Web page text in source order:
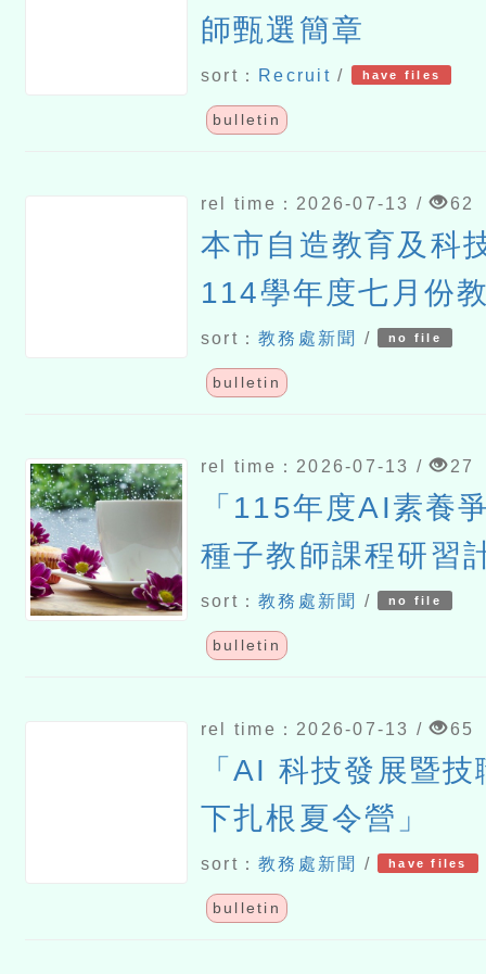
師甄選簡章
sort： Recruit / have files
bulletin
rel time：2026-07-13 / 62
本市自造教育及科
114學年度七月份
sort：教務處新聞 / no file
bulletin
rel time：2026-07-13 / 27
「115年度AI素養
種子教師課程研習
sort：教務處新聞 / no file
bulletin
rel time：2026-07-13 / 65
「AI 科技發展暨
下扎根夏令營」
sort：教務處新聞 / have files
bulletin